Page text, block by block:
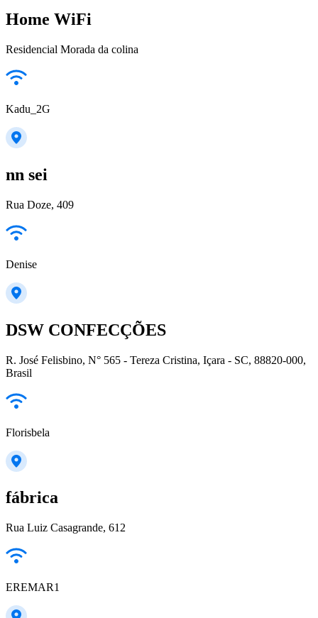
Home WiFi
Residencial Morada da colina
Kadu_2G
nn sei
Rua Doze, 409
Denise
DSW CONFECÇÕES
R. José Felisbino, N° 565 - Tereza Cristina, Içara - SC, 88820-000,
Brasil
Florisbela
fábrica
Rua Luiz Casagrande, 612
EREMAR1